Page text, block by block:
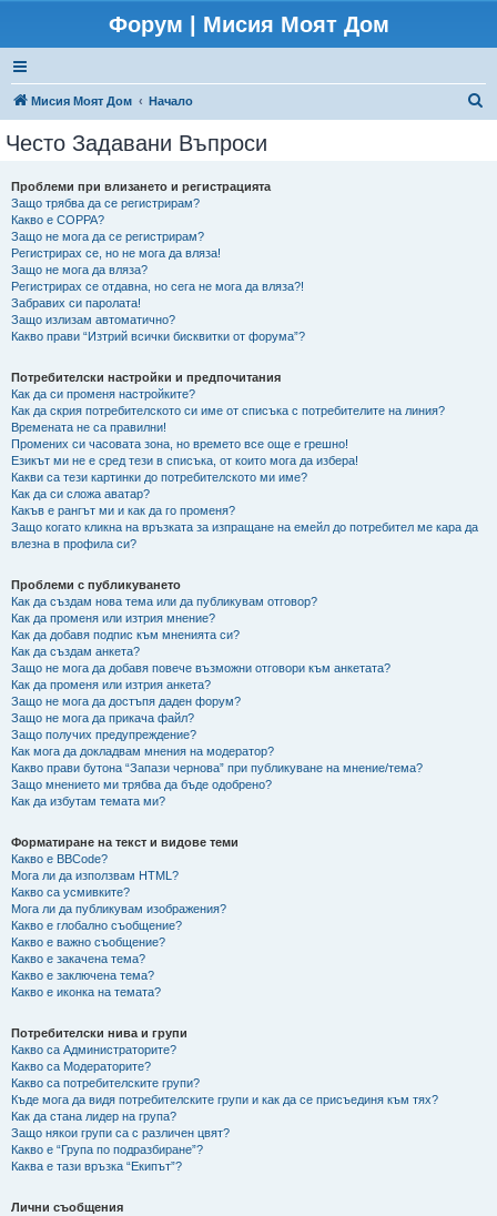
Форум | Мисия Моят Дом
Мисия Моят Дом Начало
Често Задавани Въпроси
Проблеми при влизането и регистрацията
Защо трябва да се регистрирам?
Какво е COPPA?
Защо не мога да се регистрирам?
Регистрирах се, но не мога да вляза!
Защо не мога да вляза?
Регистрирах се отдавна, но сега не мога да вляза?!
Забравих си паролата!
Защо излизам автоматично?
Какво прави “Изтрий всички бисквитки от форума”?
Потребителски настройки и предпочитания
Как да си променя настройките?
Как да скрия потребителското си име от списъка с потребителите на линия?
Времената не са правилни!
Промених си часовата зона, но времето все още е грешно!
Езикът ми не е сред тези в списъка, от които мога да избера!
Какви са тези картинки до потребителското ми име?
Как да си сложа аватар?
Какъв е рангът ми и как да го променя?
Защо когато кликна на връзката за изпращане на емейл до потребител ме кара да
влезна в профила си?
Проблеми с публикуването
Как да създам нова тема или да публикувам отговор?
Как да променя или изтрия мнение?
Как да добавя подпис към мненията си?
Как да създам анкета?
Защо не мога да добавя повече възможни отговори към анкетата?
Как да променя или изтрия анкета?
Защо не мога да достъпя даден форум?
Защо не мога да прикача файл?
Защо получих предупреждение?
Как мога да докладвам мнения на модератор?
Какво прави бутона “Запази чернова” при публикуване на мнение/тема?
Защо мнението ми трябва да бъде одобрено?
Как да избутам темата ми?
Форматиране на текст и видове теми
Какво е BBCode?
Мога ли да използвам HTML?
Какво са усмивките?
Мога ли да публикувам изображения?
Какво е глобално съобщение?
Какво е важно съобщение?
Какво е закачена тема?
Какво е заключена тема?
Какво е иконка на темата?
Потребителски нива и групи
Какво са Администраторите?
Какво са Модераторите?
Какво са потребителските групи?
Къде мога да видя потребителските групи и как да се присъединя към тях?
Как да стана лидер на група?
Защо някои групи са с различен цвят?
Какво е “Група по подразбиране”?
Каква е тази връзка “Екипът”?
Лични съобщения